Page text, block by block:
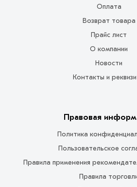
Оплата
Возврат товара
Прайс лист
О компании
Новости
Контакты и
Правовая
Политика
Пользовательское
Правила применения
Правила